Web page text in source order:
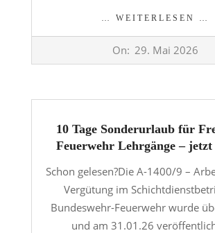
… WEITERLESEN …
On: 29. Mai 2026
10 Tage Sonderurlaub für
Feuerwehr Lehrgänge –
Schon gelesen?Die A-1400/9 –
Vergütung im
Bundeswehr-Feuerwehr wurde
und am 31.01.26